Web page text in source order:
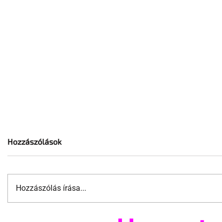
Fico már
Hozzászólások
Hozzászólás írása...